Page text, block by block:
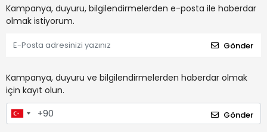
Kampanya, duyuru, bilgilendirmelerden e-posta ile haberdar
olmak istiyorum.
Gönder
Kampanya, duyuru ve bilgilendirmelerden haberdar olmak
için kayıt olun.
Gönder